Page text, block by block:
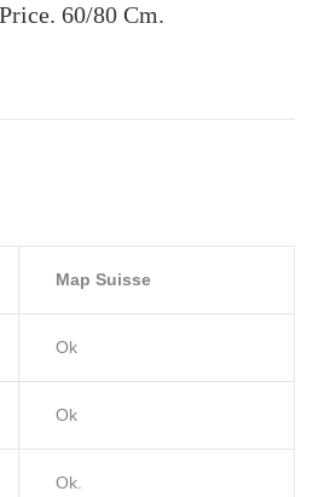
60/80 Cm.
Map Suisse
Ok
Ok
Ok.